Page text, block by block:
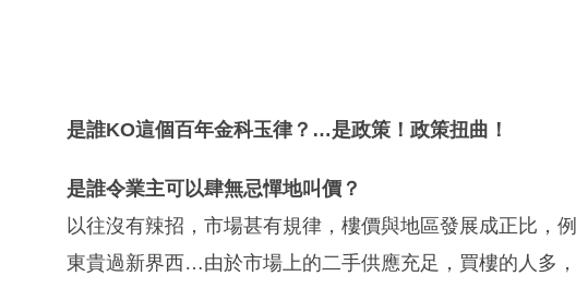
是誰KO這個百年金科玉律？…是政策！政策扭曲！
是誰令業主可以肆無忌憚地叫價？
以往沒有辣招，市場甚有規律，樓價與地區發展成正比，
東貴過新界西…由於市場上的二手供應充足，買樓的人多